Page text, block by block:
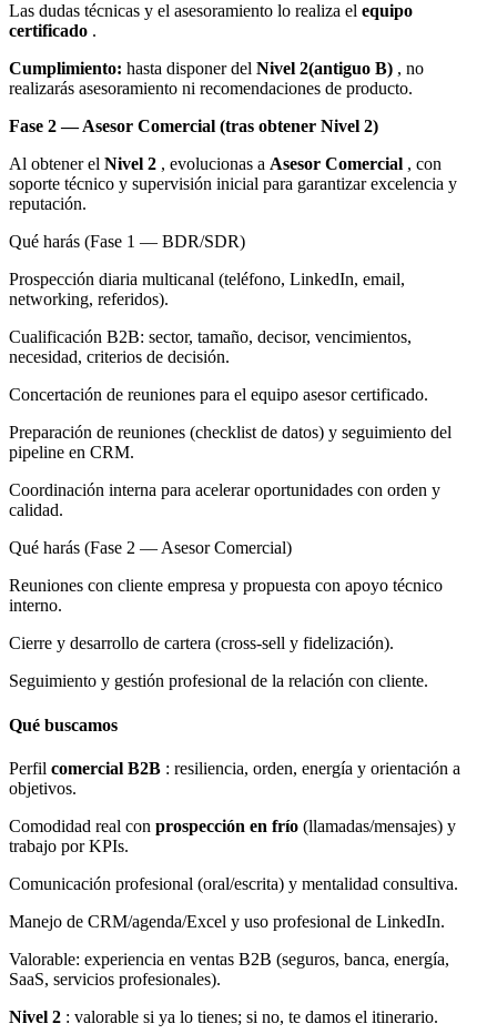
Las dudas técnicas y el asesoramiento lo realiza el equipo
certificado .
Cumplimiento: hasta disponer del Nivel 2(antiguo B) , no
realizarás asesoramiento ni recomendaciones de producto.
Fase 2 — Asesor Comercial (tras obtener Nivel 2)
Al obtener el Nivel 2 , evolucionas a Asesor Comercial , con
soporte técnico y supervisión inicial para garantizar excelencia y
reputación.
Qué harás (Fase 1 — BDR/SDR)
Prospección diaria multicanal (teléfono, LinkedIn, email,
networking, referidos).
Cualificación B2B: sector, tamaño, decisor, vencimientos,
necesidad, criterios de decisión.
Concertación de reuniones para el equipo asesor certificado.
Preparación de reuniones (checklist de datos) y seguimiento del
pipeline en CRM.
Coordinación interna para acelerar oportunidades con orden y
calidad.
Qué harás (Fase 2 — Asesor Comercial)
Reuniones con cliente empresa y propuesta con apoyo técnico
interno.
Cierre y desarrollo de cartera (cross-sell y fidelización).
Seguimiento y gestión profesional de la relación con cliente.
Qué buscamos
Perfil comercial B2B : resiliencia, orden, energía y orientación a
objetivos.
Comodidad real con prospección en frío (llamadas/mensajes) y
trabajo por KPIs.
Comunicación profesional (oral/escrita) y mentalidad consultiva.
Manejo de CRM/agenda/Excel y uso profesional de LinkedIn.
Valorable: experiencia en ventas B2B (seguros, banca, energía,
SaaS, servicios profesionales).
Nivel 2 : valorable si ya lo tienes; si no, te damos el itinerario.